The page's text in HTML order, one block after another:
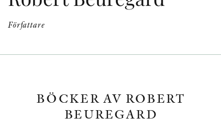
Författare
BÖCKER AV ROBERT
BEUREGARD